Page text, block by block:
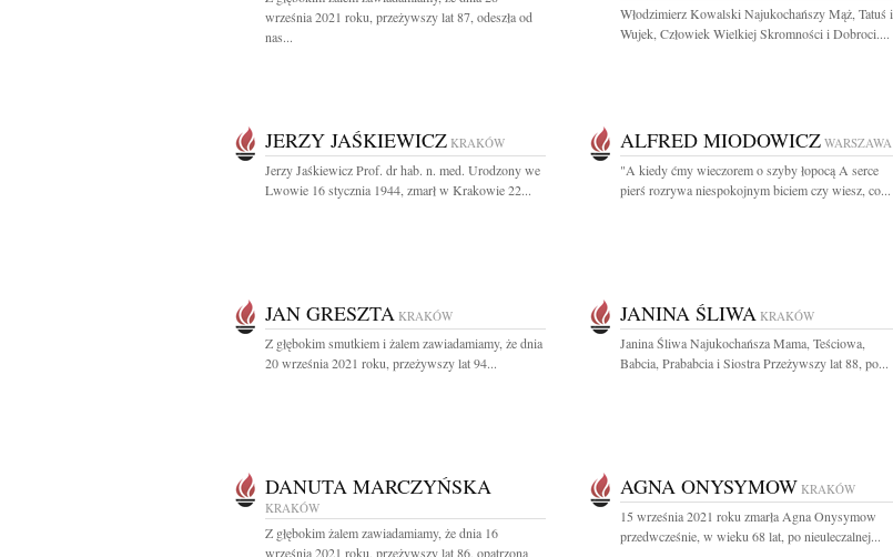
września 2021 roku, przeżywszy lat 87, odeszła od
nas...
Włodzimierz Kowalski Najukochańszy Mąż, Tatuś i
Wujek, Człowiek Wielkiej Skromności i Dobroci....
JERZY JAŚKIEWICZ KRAKÓW
Jerzy Jaśkiewicz Prof. dr hab. n. med. Urodzony we
Lwowie 16 stycznia 1944, zmarł w Krakowie 22...
ALFRED MIODOWICZ WARSZAWA
"A kiedy ćmy wieczorem o szyby łopocą A serce
pierś rozrywa niespokojnym biciem czy wiesz, co...
JAN GRESZTA KRAKÓW
Z głębokim smutkiem i żalem zawiadamiamy, że dnia
20 września 2021 roku, przeżywszy lat 94...
JANINA ŚLIWA KRAKÓW
Janina Śliwa Najukochańsza Mama, Teściowa,
Babcia, Prababcia i Siostra Przeżywszy lat 88, po...
DANUTA MARCZYŃSKA
KRAKÓW
Z głębokim żalem zawiadamiamy, że dnia 16
września 2021 roku, przeżywszy lat 86, opatrzona
AGNA ONYSYMOW KRAKÓW
15 września 2021 roku zmarła Agna Onysymow
przedwcześnie, w wieku 68 lat, po nieuleczalnej...